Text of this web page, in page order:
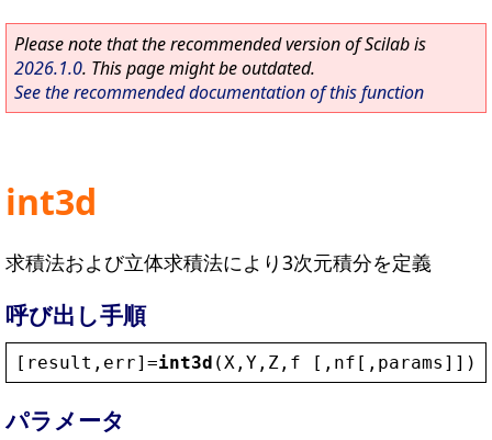
Please note that the recommended version of Scilab is
2026.1.0. This page might be outdated.
See the recommended documentation of this function
int3d
求積法および立体求積法により3次元積分を定義
呼び出し手順
[ result , err]=int3d ( X , Y , Z , f [, nf [, params ]])
パラメータ